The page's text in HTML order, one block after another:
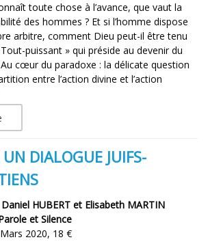
toute chose à l’avance, que vaut la
des hommes ? Et si l’homme dispose
arbitre, comment Dieu peut-il être tenu
puissant » qui préside au devenir du
cœur du paradoxe : la délicate question
entre l’action divine et l’action
UN DIALOGUE JUIFS-
Daniel HUBERT et Elisabeth MARTIN
et Silence
2020, 18 €